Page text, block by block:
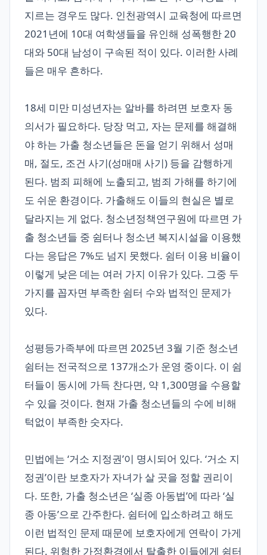
지르는 경우도 많다. 인천광역시 교육청에 따르면
2021년에 10대 여학생들을 유인해 성폭행한 20
대와 50대 남성이 구속된 적이 있다. 이러한 사례
들은 매우 흔하다.
18세 미만 미성년자는 알바를 하려면 보호자 동
의서가 필요하다. 당장 먹고, 자는 문제를 해결해
야 하는 가출 청소년들은 돈을 얻기 위해서 성매
매, 절도, 조건 사기(성매매 사기) 등을 감행하게
된다. 범죄 피해에 노출되고, 범죄 가해를 하기에
도 쉬운 환경이다. 가출해도 이들의 현실은 별로
달라지는 게 없다. 청소년정책연구원에 따르면 가
출 청소년들 중 쉼터나 청소년 복지시설을 이용했
다는 응답은 7%도 넘지 못했다. 쉼터 이용 비율이
이렇게 낮은 데는 여러 가지 이유가 있다. 그중 두
가지를 꼽자면 부족한 쉼터 수와 법적인 문제가
있다.
성평등가족부에 따르면 2025년 3월 기준 청소년
쉼터는 전국적으로 137개소가 운영 중이다. 이 쉼
터들이 동시에 가득 찬다면, 약 1,300명을 수용할
수 있을 것이다. 현재 가출 청소년들의 수에 비해
턱없이 부족한 숫자다.
민법에는 ‘거소 지정권’이 명시되어 있다. ‘거소 지
정권’이란 보호자가 자녀가 살 곳을 정할 권리이
다. 또한, 가출 청소년은 ‘실종 아동법’에 따라 ‘실
종 아동’으로 간주한다. 쉼터에 입소하려고 해도
이런 법적인 문제 때문에 보호자에게 연락이 가게
된다. 위험한 가정환경에서 탈출한 이들에게 쉼터